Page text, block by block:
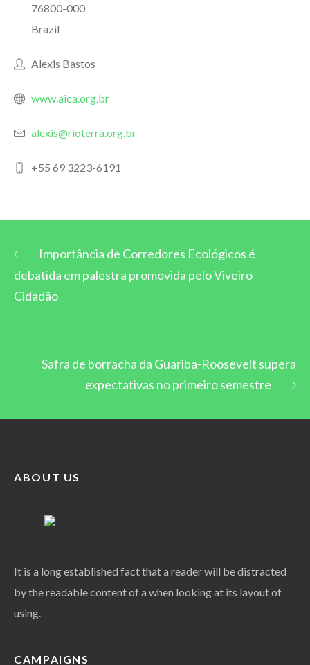
76800-000
Brazil
Alexis Bastos
www.aica.org.br
alexis@rioterra.org.br
+55 69 3223-6191
Importância de Corredores Ecológicos é
debatida em palestra promovida pelo Viveiro
Cidadão
Safra de borracha da Guariba-Roosevelt supera
expectativas no primeiro semestre
ABOUT US
It is a long established fact that a reader will be distracted
by the readable content of a when looking at its layout of
using.
CAMPAIGNS